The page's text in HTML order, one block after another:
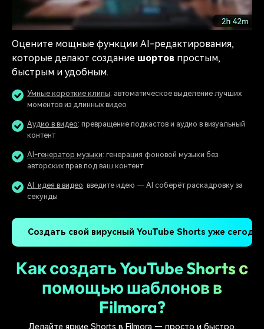
Оцените мощные функции AI-редактирования,
которые делают создание шортов простым,
быстрым и удобным.
Умные короткие клипы: автоматическое выделение лучших
моментов из длинных видео
Аудио в видео: превращение подкастов и аудио в визуальный
контент
AI-генератор музыки: генерация фоновой музыки без
авторских прав под ваш контент
AI: идея в видео: введите идею — AI соберёт раскадровку за
секунды
Создать свой вирусный YouTube Shorts уже
Как создать YouTube Shorts с
помощью шаблонов в
Filmora?
Делайте яркие Shorts в Filmora — просто и быстро.